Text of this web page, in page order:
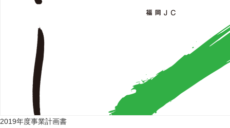
2019年度事業計画書